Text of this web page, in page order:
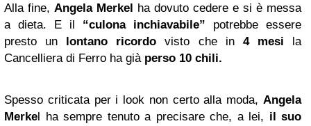
Alla fine, Angela Merkel ha dovuto cedere e si è messa
a dieta. E il “culona inchiavabile” potrebbe essere
presto un lontano ricordo visto che in4 mesi la
Cancelliera di Ferro ha già perso 10 chili.
Spesso criticata per i look non certo alla moda, Angela
Merkel ha sempre tenuto a precisare che, a lei, il suo